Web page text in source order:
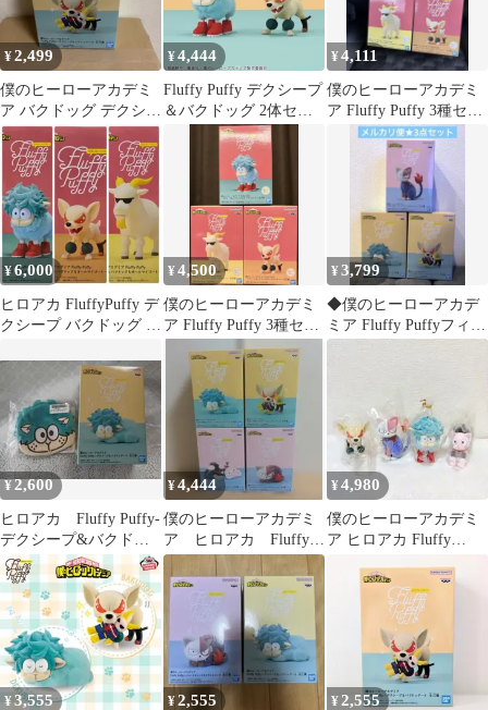
¥2,499
僕のヒーローアカデミ
ア バクドッグ デクシー
プ Fluffy Puffy
¥4,444
Fluffy Puffy デクシープ
＆バクドッグ 2体セッ
¥4,111
僕のヒーローアカデミ
ア Fluffy Puffy 3種セッ
¥6,000
ヒロアカ FluffyPuffy デ
クシープ バクドッグ オ
¥4,500
僕のヒーローアカデミ
ア Fluffy Puffy 3種セッ
¥3,799
◆僕のヒーローアカデ
ミア Fluffy Puffyフィギ
ュア 3種セット
¥2,600
ヒロアカ Fluffy Puffy-
デクシープ&バクドッ
グ-II【デクシープ】
¥4,444
僕のヒーローアカデミ
ア ヒロアカ Fluffy
Puffy フィギュア 4種
¥4,980
僕のヒーローアカデミ
ア ヒロアカ Fluffy
¥3,555 ¥2,555 ¥2,555